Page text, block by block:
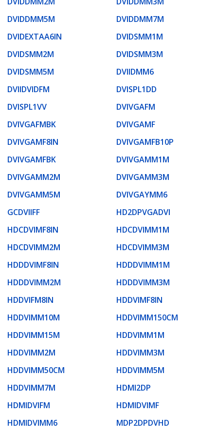
DVIDDMM5M
DVIDDMM7M
DVIDEXTAA6IN
DVIDSMM1M
DVIDSMM2M
DVIDSMM3M
DVIDSMM5M
DVIIDMM6
DVIIDVIDFM
DVISPL1DD
DVISPL1VV
DVIVGAFM
DVIVGAFMBK
DVIVGAMF
DVIVGAMF8IN
DVIVGAMFB10P
DVIVGAMFBK
DVIVGAMM1M
DVIVGAMM2M
DVIVGAMM3M
DVIVGAMM5M
DVIVGAYMM6
GCDVIIFF
HD2DPVGADVI
HDCDVIMF8IN
HDCDVIMM1M
HDCDVIMM2M
HDCDVIMM3M
HDDDVIMF8IN
HDDDVIMM1M
HDDDVIMM2M
HDDDVIMM3M
HDDVIFM8IN
HDDVIMF8IN
HDDVIMM10M
HDDVIMM150CM
HDDVIMM15M
HDDVIMM1M
HDDVIMM2M
HDDVIMM3M
HDDVIMM50CM
HDDVIMM5M
HDDVIMM7M
HDMI2DP
HDMIDVIFM
HDMIDVIMF
HDMIDVIMM6
MDP2DPDVHD